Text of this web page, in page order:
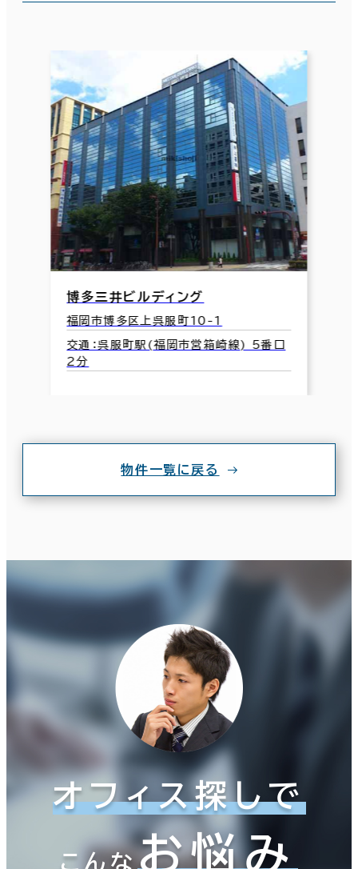
博多三井ビルディング
福岡市博多区上呉服町10-1
交通：呉服町駅(福岡市営箱崎線) 5番口
2分
物件一覧に戻る
オフィス探しで
こんなお悩み